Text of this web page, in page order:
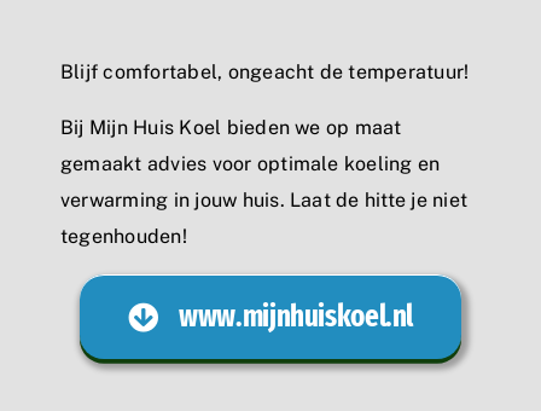
Blijf comfortabel, ongeacht de temperatuur!
Bij Mijn Huis Koel bieden we op maat
gemaakt advies voor optimale koeling en
verwarming in jouw huis. Laat de hitte je niet
tegenhouden!
www.mijnhuiskoel.nl